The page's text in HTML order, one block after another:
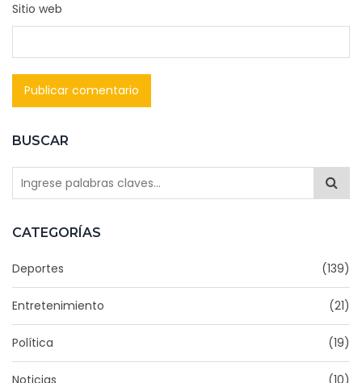
BUSCAR
CATEGORÍAS
Deportes (139)
Entretenimiento (21)
Política (19)
Sitio web